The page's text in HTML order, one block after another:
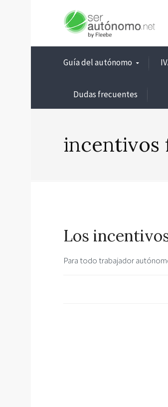
Guía del autónomo
Dudas frecuentes
incentivos
Los
Para todo trabajador